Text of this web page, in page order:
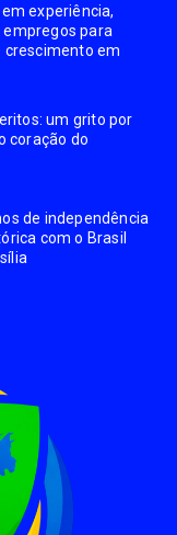
experiência,
para
crescimento em
um grito por
coração do
de independência
com o Brasil